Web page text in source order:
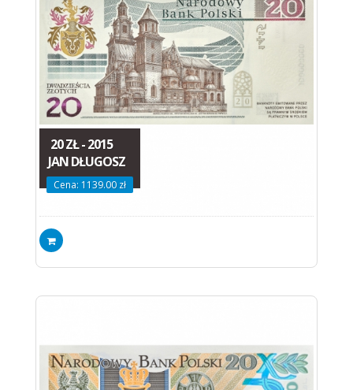
20 ZŁ - 2015
JAN DŁUGOSZ
Cena: 1139.00 zł